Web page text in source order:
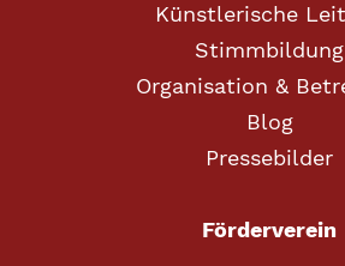
Künstlerische
Stimmbildung
Organisation &
Blog
Pressebilder
Förderverein